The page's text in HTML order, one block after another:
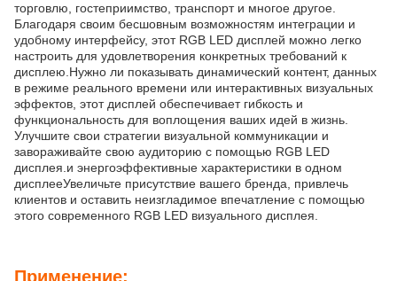
торговлю, гостеприимство, транспорт и многое другое.
Благодаря своим бесшовным возможностям интеграции и
удобному интерфейсу, этот RGB LED дисплей можно легко
настроить для удовлетворения конкретных требований к
дисплею.Нужно ли показывать динамический контент, данных
в режиме реального времени или интерактивных визуальных
эффектов, этот дисплей обеспечивает гибкость и
функциональность для воплощения ваших идей в жизнь.
Улучшите свои стратегии визуальной коммуникации и
завораживайте свою аудиторию с помощью RGB LED
дисплея.и энергоэффективные характеристики в одном
дисплееУвеличьте присутствие вашего бренда, привлечь
клиентов и оставить неизгладимое впечатление с помощью
этого современного RGB LED визуального дисплея.
Применение: